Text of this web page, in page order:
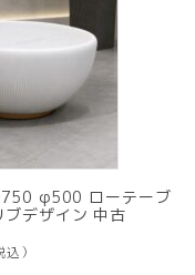
φ500 ローテーブ
デザイン 中古
）